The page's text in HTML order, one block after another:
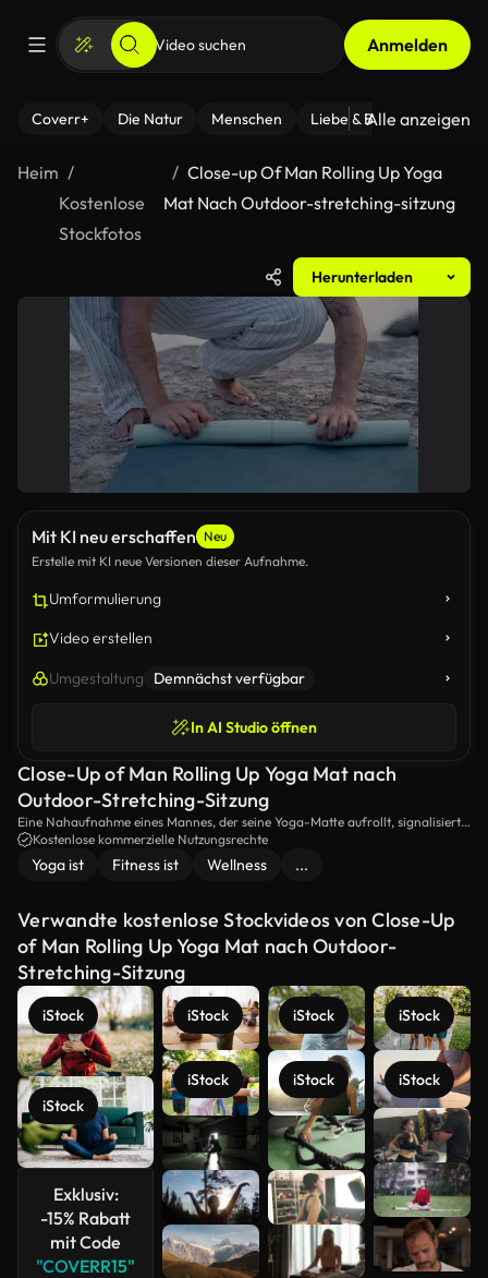
Anmelden
Coverr+ Die Natur Menschen Liebe & Beziehungen
Alle anzeigen
Heim
Kostenlose
Stockfotos
Close-up Of Man Rolling Up Yoga
Mat Nach Outdoor-stretching-sitzung
Herunterladen
Mit KI neu erschaffen Neu
Erstelle mit KI neue Versionen dieser Aufnahme.
Umformulierung
Video erstellen
Umgestaltung Demnächst verfügbar
In AI Studio öffnen
Close-Up of Man Rolling Up Yoga Mat nach
Outdoor-Stretching-Sitzung
Eine Nahaufnahme eines Mannes, der seine Yoga-Matte aufrollt, signalisiert
das Ende seiner Sitzung.Der Fokus auf der Matte unterstreicht den Abschluss
einer friedlichen und restaurativen Praxis.
Kostenlose kommerzielle Nutzungsrechte
Yoga ist Fitness ist Wellness ...
Verwandte kostenlose Stockvideos von Close-Up
of Man Rolling Up Yoga Mat nach Outdoor-
Stretching-Sitzung
iStock
iStock
Exklusiv:
-15% Rabatt
mit Code
"COVERR15"
iStock
iStock
iStock
iStock
iStock
iStock
Mehr
anzeigen